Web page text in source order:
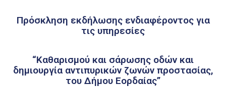
Πρόσκληση εκδήλωσης ενδιαφέροντος για
τις υπηρεσίες
“Καθαρισμού και σάρωσης οδών και
δημιουργία αντιπυρικών ζωνών προστασίας,
του Δήμου Εορδαίας”